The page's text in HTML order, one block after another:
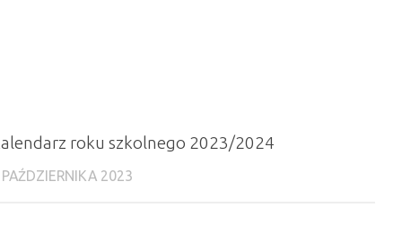
roku szkolnego 2023/2024
2023